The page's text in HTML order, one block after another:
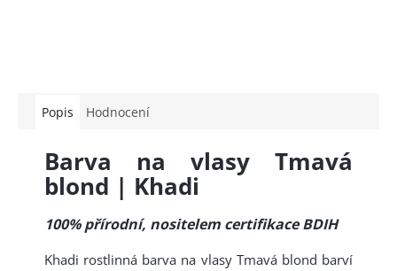
Popis Hodnocení
Barva na vlasy Tmavá
blond | Khadi
100% přírodní, nositelem certifikace BDIH
Khadi rostlinná barva na vlasy Tmavá blond barví